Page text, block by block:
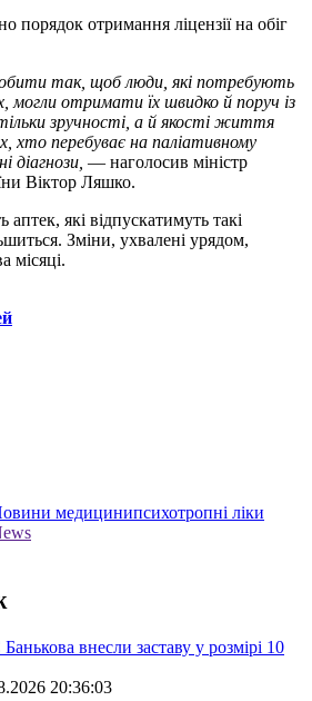
порядок отримання ліцензії на обіг
так, щоб люди, які потребують
могли отримати їх швидко й поруч із
зручності, а й якості життя
хто перебуває на паліативному
діагнози, — наголосив міністр
Віктор Ляшко.
аптек, які відпускатимуть такі
Зміни, ухвалені урядом,
місяці.
медицинипсихотропні ліки
20:36:03